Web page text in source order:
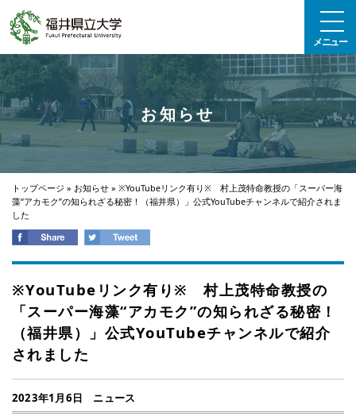
メニュー
お知らせ
トップページ » お知らせ » ※YouTubeリンク有り※ 村上茂特命教授の「スーパー海
藻“アカモク”の知られざる秘密！（福井県）」公式YouTubeチャンネルで紹介されま
した
※YouTubeリンク有り※ 村上茂特命教授の
「スーパー海藻“アカモク”の知られざる秘密！
（福井県）」公式YouTubeチャンネルで紹介
されました
2023年1月6日 ニュース